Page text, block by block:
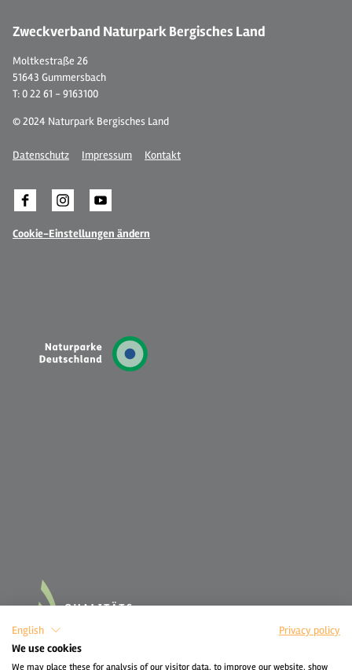
Zweckverband Naturpark Bergisches Land
Moltkestraße 26
51643 Gummersbach
T: 0 22 61 - 9163100
© 2024 Naturpark Bergisches Land
Datenschutz Impressum Kontakt
Cookie-Einstellungen ändern
English
Privacy policy
We use cookies
We may place these for analysis of our visitor data, to improve our website, show